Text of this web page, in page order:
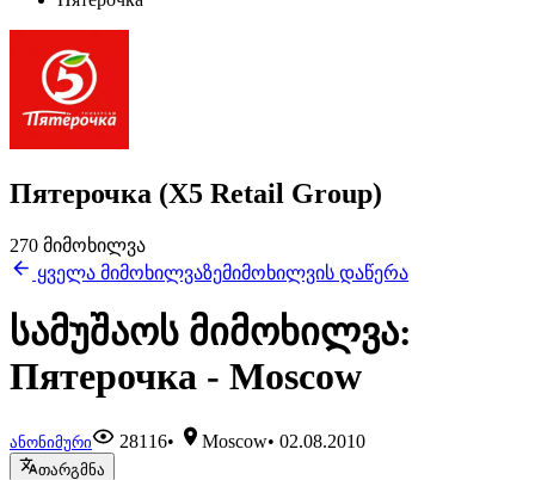
Пятерочка (X5 Retail Group)
270 მიმოხილვა
ყველა მიმოხილვაზემიმოხილვის დაწერა
სამუშაოს მიმოხილვა:
Пятерочка - Moscow
ანონიმური 28116• Moscow•02.08.2010
თარგმნა